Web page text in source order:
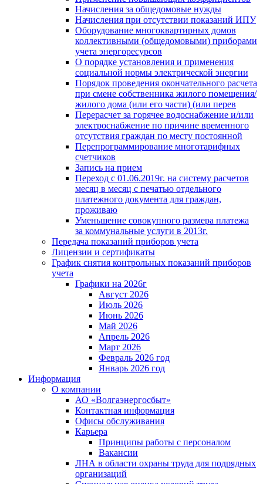
Начисления за общедомовые нужды
Начисления при отсутствии показаний ИПУ
Оборудование многоквартирных домов
коллективными (общедомовыми) приборами
учета энергоресурсов
О порядке установления и применения
социальной нормы электрической энергии
Порядок проведения окончательного расчета
при смене собственника жилого помещения/
жилого дома (или его части) (или перев
Перерасчет за горячее водоснабжение и/или
электроснабжение по причине временного
отсутствия граждан по месту постоянной
Перепрограммирование многотарифных
счетчиков
Запись на прием
Переход с 01.06.2019г. на систему расчетов
месяц в месяц с печатью отдельного
платежного документа для граждан,
проживаю
Уменьшение совокупного размера платежа
за коммунальные услуги в 2013г.
Передача показаний приборов учета
Лицензии и сертификаты
График снятия контрольных показаний приборов
учета
Графики на 2026г
Август 2026
Июль 2026
Июнь 2026
Май 2026
Апрель 2026
Март 2026
Февраль 2026 год
Январь 2026 год
Информация
О компании
АО «Волгаэнергосбыт»
Контактная информация
Офисы обслуживания
Карьера
Принципы работы с персоналом
Вакансии
ЛНА в области охраны труда для подрядных
организаций